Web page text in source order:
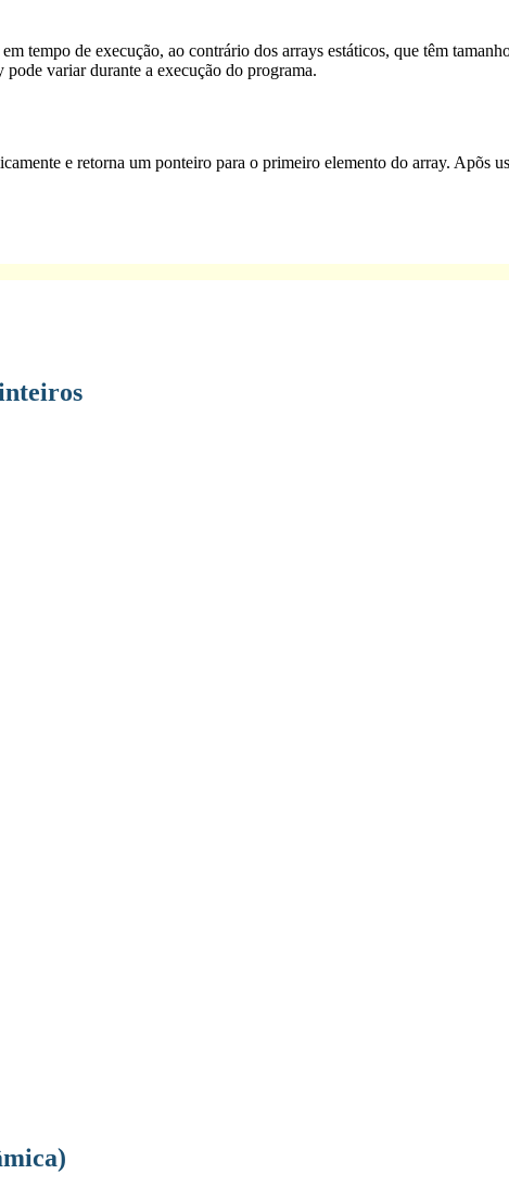
tempo de execução, ao contrário dos arrays estáticos, que têm
pode variar durante a execução do programa.
e retorna um ponteiro para o primeiro elemento do array. Apõs